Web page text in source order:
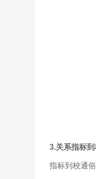
3.关系指标
指标到校通